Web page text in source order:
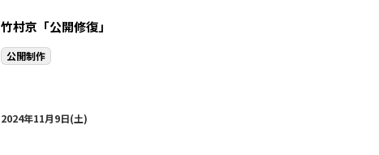
竹村京「公開修復」
公開制作
2024年11月9日(土)